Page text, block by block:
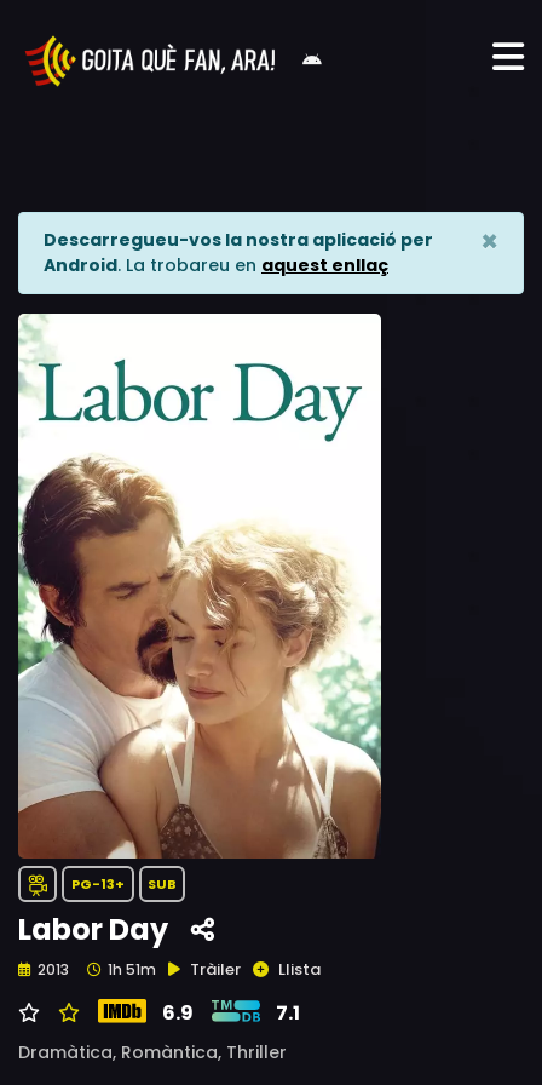
Descarregueu-vos la nostra aplicació per
Android. La trobareu en aquest enllaç
×
PG-13+ SUB
Labor Day
2013 1h 51m Tràiler Llista
6.9 7.1
Dramàtica, Romàntica, Thriller